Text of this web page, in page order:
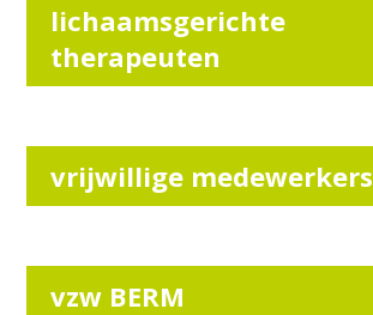
lichaamsgerichte
therapeuten
vrijwillige medewerkers
vzw BERM